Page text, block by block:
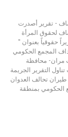
- تقرير أصدرت
لحقوق المرأة
حقوقياً بعنوان "
المجمع الحكومي
مران- محافظة
التقرير الجريمة
طيران تحالف العدوان
الحكومي بمنطقة